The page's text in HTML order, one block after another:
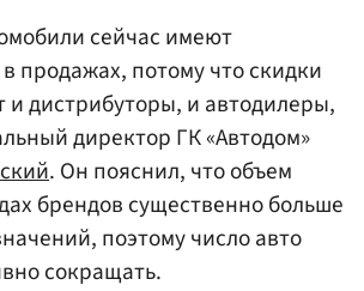
сейчас имеют
продажах, потому что скидки
и дистрибуторы, и автодилеры,
директор ГК «Автодом»
. Он пояснил, что объем
брендов существенно больше
поэтому число авто
сокращать.